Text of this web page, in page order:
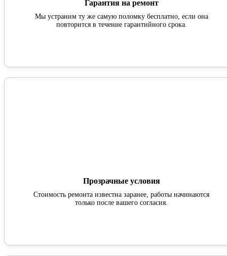
Гарантия на ремонт
Мы устраним ту же самую поломку бесплатно, если она
повторится в течение гарантийного срока.
Прозрачные условия
Стоимость ремонта известна заранее, работы начинаются
только после вашего согласия.